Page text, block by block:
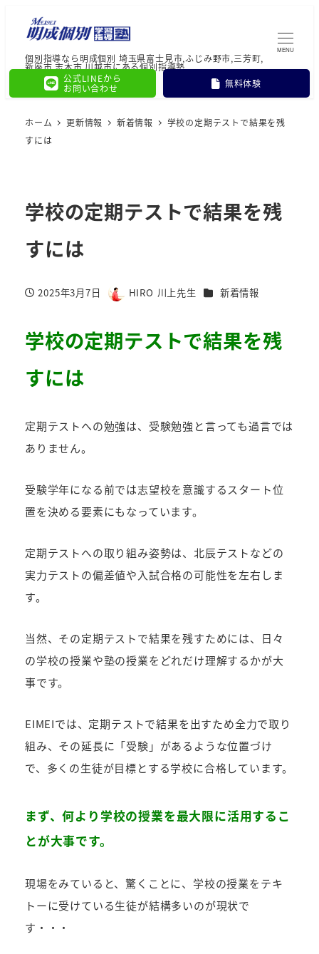
個別指導なら明成個別 埼玉県富士見市,ふじみ野市,三芳町,
新座市,志木市,川越市にある個別指導塾
公式LINEから
お問い合わせ
無料体験
MENU
ホーム 更新情報 新着情報
学校の定期テストで結果を残
すには
学校の定期テストで結果を残
すには
投稿日
2025年3月7日
著
HIRO 川上先生 カテゴリー
新着情報
学校の定期テストで結果を残
すには
定期テストへの勉強は、受験勉強と言っても過言では
ありません。
受験学年になる前では志望校を意識するスタート位
置を決める要素にもなっています。
定期テストへの取り組み姿勢は、北辰テストなどの
実力テストの偏差値や入試合格の可能性を左右しま
す。
当然、その定期テストで結果を残すためには、日々
の学校の授業や塾の授業をどれだけ理解するかが大
事です。
EIMEIでは、定期テストで結果を出すため全力で取り
組み、その延長に「受験」があるような位置づけ
で、多くの生徒が目標とする学校に合格しています。
まず、何より学校の授業を最大限に活用するこ
とが大事です。
現場をみていると、驚くことに、学校の授業をテキ
トーに受けている生徒が結構多いのが現状で
す・・・